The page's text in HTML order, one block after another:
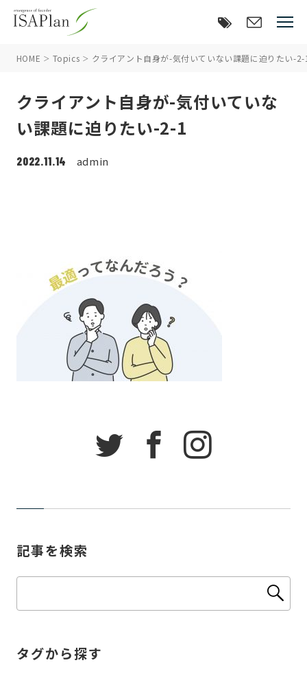
HOME Topics クライアント自身が-気付いていない課題に迫りたい-2-
クライアント自身が-気付いていな
い課題に迫りたい-2-1
2022.11.14 admin
記事を検索
タグから探す